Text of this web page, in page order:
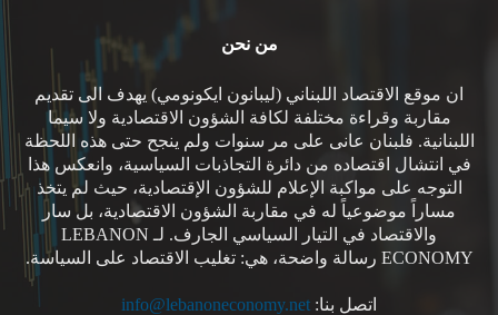
من نحن
ان موقع الاقتصاد اللبناني (ليبانون ايكونومي) يهدف الى تقديم
مقاربة وقراءة مختلفة لكافة الشؤون الاقتصادية ولا سيما
اللبنانية. فلبنان عانى على مر سنوات ولم ينجح حتى هذه اللحظة
في انتشال اقتصاده من دائرة التجاذبات السياسية، وانعكس هذا
التوجه على مواكبة الإعلام للشؤون الإقتصادية، حيث لم يتخذ
مساراً موضوعياً له في مقاربة الشؤون الاقتصادية، بل سار
والاقتصاد في التيار السياسي الجارف. لـ LEBANON
ECONOMY رسالة واضحة، هي: تغليب الاقتصاد على السياسة.
اتصل بنا: info@lebanoneconomy.net